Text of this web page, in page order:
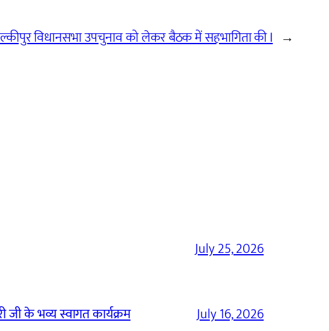
विधानसभा उपचुनाव को लेकर बैठक में सहभागिता की I →
July 25, 2026
जी के भव्य स्वागत कार्यक्रम July 16, 2026